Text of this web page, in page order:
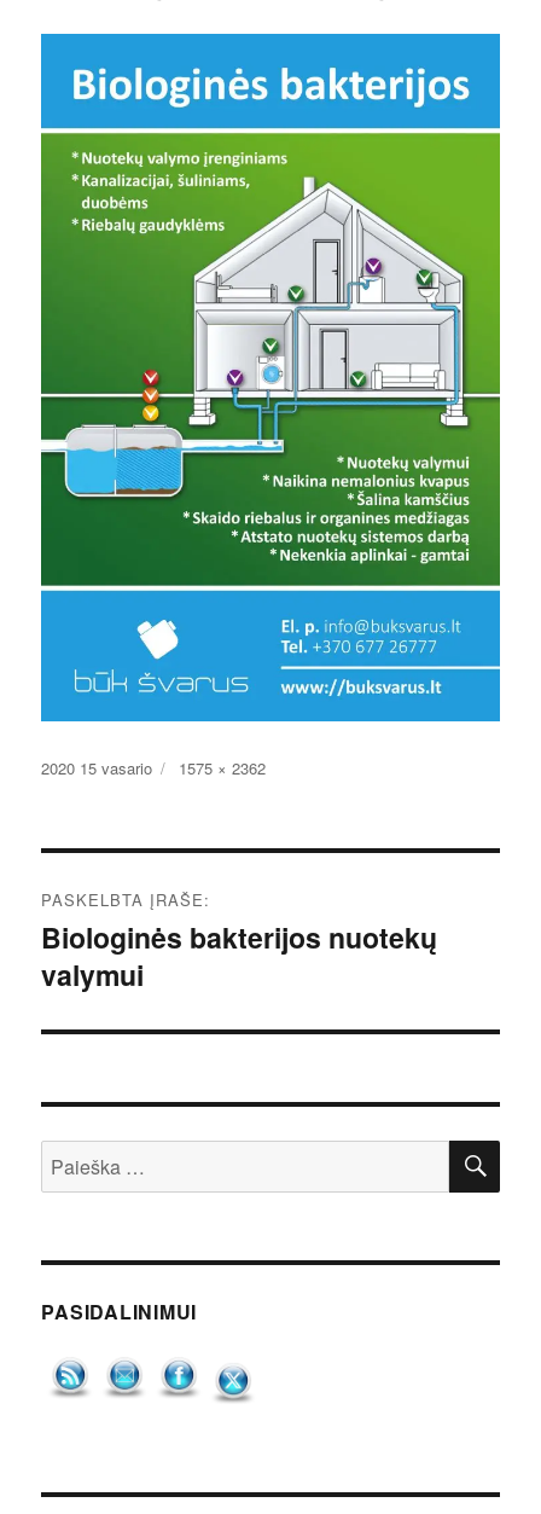
Paskelbta
2020 15 vasario
Pilnas
1575 × 2362
tarp
įrašų
PASKELBTA ĮRAŠE:
Biologinės bakterijos nuotekų
valymui
Ieškoti:
PASIDALINIMUI